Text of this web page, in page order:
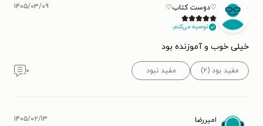
♡دوست کتاب♡
توصیه می‌کنم.
۱۴۰۵/۰۳/۰۹
خیلی خوب و آموزنده بود
مفید بود (۲) مفید نبود ۰
امیررضا ۱۴۰۵/۰۲/۱۳